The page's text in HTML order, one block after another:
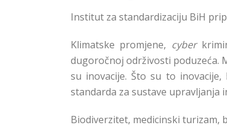
Institut za standardizaciju BiH
Klimatske promjene, cyber
dugoročnoj održivosti poduzeća.
su inovacije. Što su to
standarda za sustave upravljanja
Biodiverzitet, medicinski turizam,